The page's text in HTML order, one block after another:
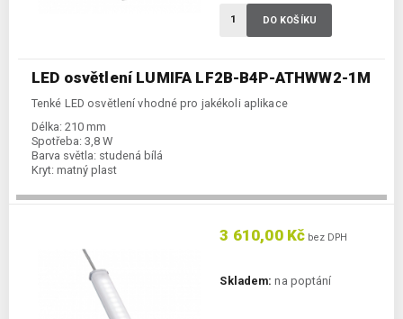
LED osvětlení LUMIFA LF2B-B4P-ATHWW2-1M
Tenké LED osvětlení vhodné pro jakékoli aplikace
Délka: 210 mm
Spotřeba: 3,8 W
Barva světla: studená bílá
Kryt: matný plast
DO KOŠÍKU
3 610,00 Kč bez DPH
Skladem: na poptání